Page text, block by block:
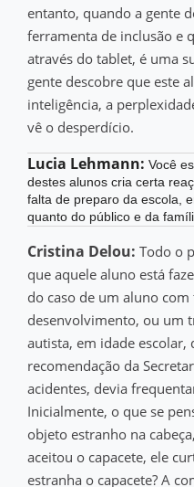
entanto, quando a gente
ferramenta de inclusão e
através do tablet, é uma
gente descobre que este
inteligência, a
vê o desperdício.
Lucia Lehmann: Você
destes alunos cria certa
falta de preparo da escola,
quanto do público e da
Cristina Delou: Todo o
que aquele aluno está
do caso de um aluno
desenvolvimento, ou um
autista, em idade escolar,
recomendação da
acidentes, devia
Inicialmente, o que se
objeto estranho na
aceitou o capacete, ele
estranha o capacete? A